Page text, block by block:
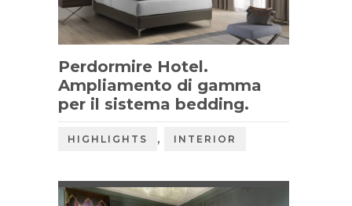
Perdormire Hotel.
Ampliamento di gamma
per il sistema bedding.
HIGHLIGHTS , INTERIOR